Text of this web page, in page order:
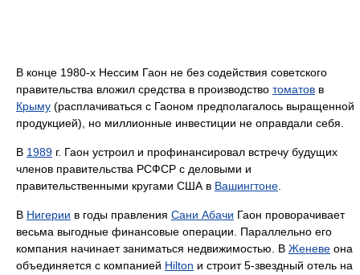
В конце 1980-х Нессим Гаон не без содействия советского
правительства вложил средства в производство томатов в
Крыму (расплачиваться с Гаоном предполагалось выращенной
продукцией), но миллионные инвестиции не оправдали себя.
В 1989 г. Гаон устроил и профинансировал встречу будущих
членов правительства РСФСР с деловыми и
правительственными кругами США в Вашингтоне
В Нигерии в годы правления Сани Абачи Гаон проворачивает
весьма выгодные финансовые операции. Параллельно его
компания начинает заниматься недвижимостью. В Женеве она
объединяется с компанией Hilton и строит 5-звездный отель на